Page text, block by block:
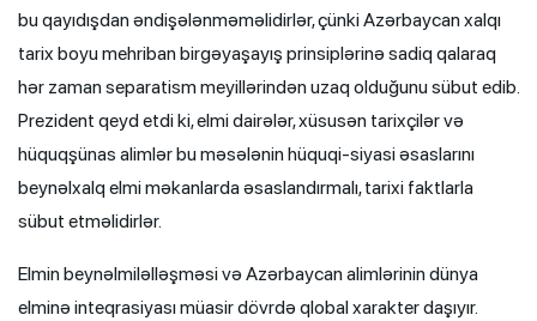
bu qayıdışdan əndişələnməməlidirlər, çünki Azərbaycan xalqı
tarix boyu mehriban birgəyaşayış prinsiplərinə sadiq qalaraq
hər zaman separatism meyillərindən uzaq olduğunu sübut edib.
Prezident qeyd etdi ki, elmi dairələr, xüsusən tarixçilər və
hüquqşünas alimlər bu məsələnin hüquqi-siyasi əsaslarını
beynəlxalq elmi məkanlarda əsaslandırmalı, tarixi faktlarla
sübut etməlidirlər.
Elmin beynəlmiləlləşməsi və Azərbaycan alimlərinin dünya
elminə inteqrasiyası müasir dövrdə qlobal xarakter daşıyır.